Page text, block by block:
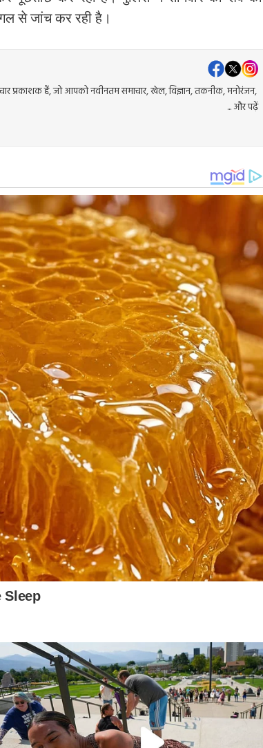
से जांच कर रही है।
प्रकाशक हैं, जो आपको नवीनतम समाचार, खेल, विज्ञान, तकनीक, मनोरंजन,
... और पढ़ें